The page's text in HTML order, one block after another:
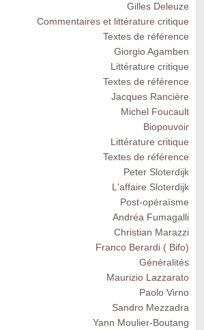
Gilles Deleuze
Commentaires et littérature critique
Textes de référence
Giorgio Agamben
Littérature critique
Textes de référence
Jacques Rancière
Michel Foucault
Biopouvoir
Littérature critique
Textes de référence
Peter Sloterdijk
L'affaire Sloterdijk
Post-opéraïsme
Andréa Fumagalli
Christian Marazzi
Franco Berardi ( Bifo)
Généralités
Maurizio Lazzarato
Paolo Virno
Sandro Mezzadra
Yann Moulier-Boutang